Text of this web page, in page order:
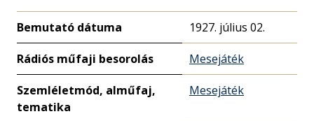
Bemutató dátuma 1927. július 02.
Rádiós műfaji besorolás Mesejáték
Szemléletmód, alműfaj,
tematika
Mesejáték